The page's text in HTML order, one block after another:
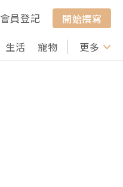
會員登記
開始撰寫
生活 寵物 行山 打卡
更多